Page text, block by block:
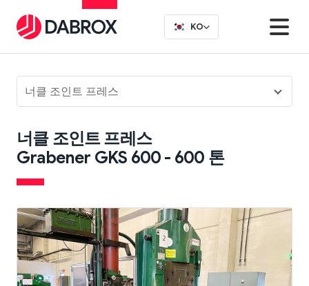
너클 조인트 프레스
너클 조인트 프레스
Grabener GKS 600 - 600 톤